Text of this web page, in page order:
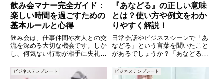
飲み会マナー完全ガイド：
楽しい時間を過ごすための
基本ルールと心得
飲み会は、仕事仲間や友人との交
流を深める大切な機会です。しか
し、何気ない行動が相手に失礼だ
てしまうこともあります。この記
事では、楽しい時間を過ごすため
『あなどる』の正しい意味
とは？使い方や例文をわか
りやすく解説！
日常会話やビジネスシーンで「あ
などる」という言葉を聞いたこと
があるでしょうか？「あなどる」
た意味を持ち、人を見下すような
態度や評価の際に使われる言葉で
ビジネステンプレート ビジネステンプレート